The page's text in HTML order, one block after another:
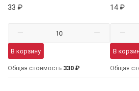
33 ₽
В корзину
Общая стоимость 330 ₽
14 ₽
В
Общая